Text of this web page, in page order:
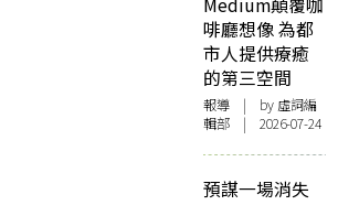
Medium顛覆咖
啡廳想像 為都
市人提供療癒
的第三空間
報導 | by 虛詞編
輯部 | 2026-07-24
預謀一場消失